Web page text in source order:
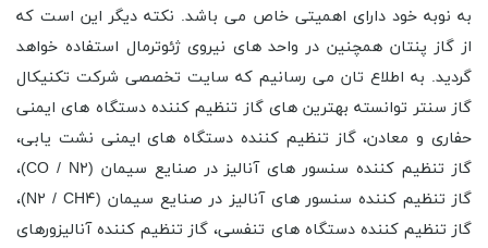
به نوبه خود دارای اهمیتی خاص می باشد. نکته دیگر این است که
از گاز پنتان همچنین در واحد های نیروی ژئوترمال استفاده خواهد
گردید. به اطلاع تان می رسانیم که سایت تخصصی شرکت تکنیکال
گاز سنتر توانسته بهترین های گاز تنظیم کننده دستگاه های ایمنی
حفاری و معادن، گاز تنظیم کننده دستگاه های ایمنی نشت یابی،
گاز تنظیم کننده سنسور های آنالیز در صنایع سیمان (CO / N۲)،
گاز تنظیم کننده سنسور های آنالیز در صنایع سیمان (N۲ / CH۴)،
گاز تنظیم کننده دستگاه های تنفسی، گاز تنظیم کننده آنالیزورهای